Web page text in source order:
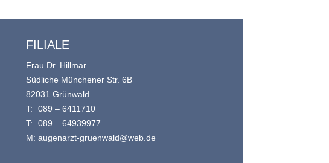
FILIALE
Frau Dr. Hillmar
Südliche Münchener Str. 6B
82031 Grünwald
T:
089 – 6411710
T:
089 – 64939977
M: augenarzt-gruenwald@web.de